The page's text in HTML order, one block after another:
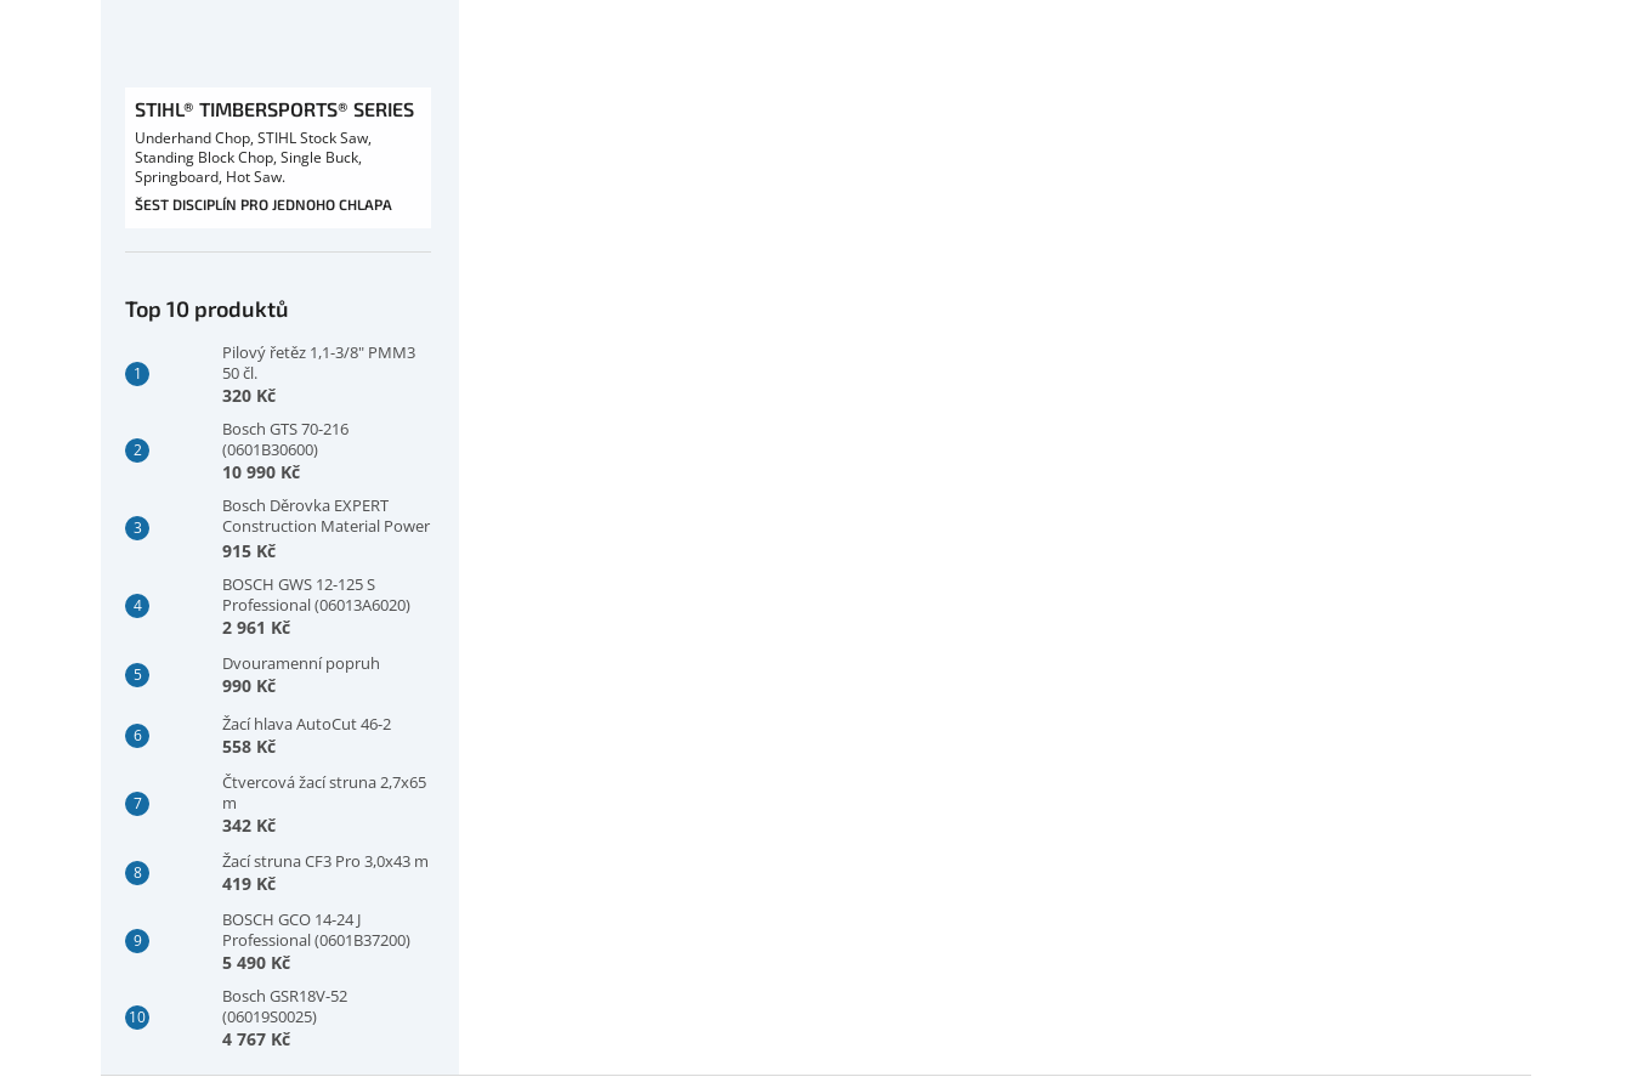
STIHL® TIMBERSPORTS® SERIES
Underhand Chop, STIHL Stock Saw,
Standing Block Chop, Single Buck,
Springboard, Hot Saw.
ŠEST DISCIPLÍN PRO JEDNOHO CHLAPA
Top 10 produktů
Pilový řetěz 1,1-3/8" PMM3
50 čl.
320 Kč
Bosch GTS 70-216
(0601B30600)
10 990 Kč
Bosch Děrovka EXPERT
Construction Material Power
Change Plus, 73 × 60 mm
915 Kč
BOSCH GWS 12-125 S
Professional (06013A6020)
2 961 Kč
Dvouramenní popruh
990 Kč
Žací hlava AutoCut 46-2
558 Kč
Čtvercová žací struna 2,7x65
m
342 Kč
Žací struna CF3 Pro 3,0x43 m
419 Kč
BOSCH GCO 14-24 J
Professional (0601B37200)
5 490 Kč
Bosch GSR18V-52
(06019S0025)
4 767 Kč